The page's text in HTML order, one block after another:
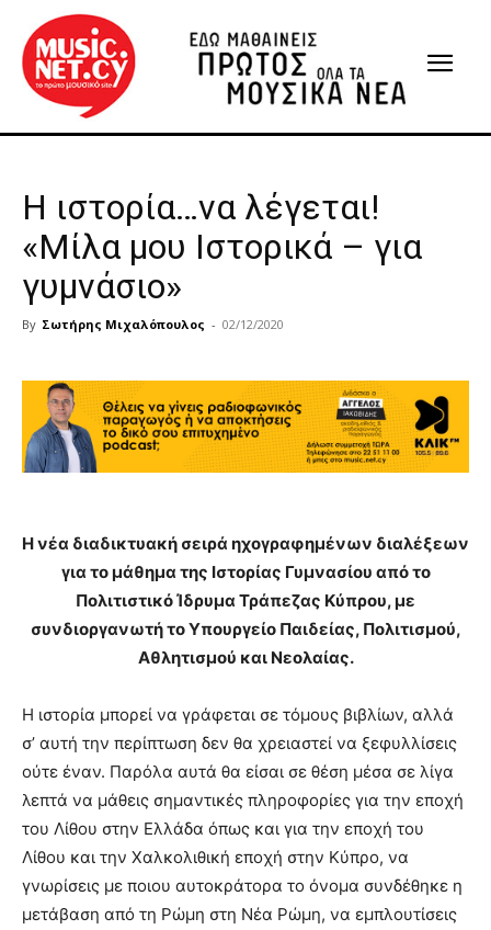
Η ιστορία…να λέγεται!
«Μίλα μου Ιστορικά – για
γυμνάσιο»
By Σωτήρης Μιχαλόπουλος - 02/12/2020
Η νέα διαδικτυακή σειρά ηχογραφημένων διαλέξεων
για το μάθημα της Ιστορίας Γυμνασίου από το
Πολιτιστικό Ίδρυμα Τράπεζας Κύπρου, με
συνδιοργανωτή το Υπουργείο Παιδείας, Πολιτισμού,
Αθλητισμού και Νεολαίας.
Η ιστορία μπορεί να γράφεται σε τόμους βιβλίων, αλλά
σ’ αυτή την περίπτωση δεν θα χρειαστεί να ξεφυλλίσεις
ούτε έναν. Παρόλα αυτά θα είσαι σε θέση μέσα σε λίγα
λεπτά να μάθεις σημαντικές πληροφορίες για την εποχή
του Λίθου στην Ελλάδα όπως και για την εποχή του
Λίθου και την Χαλκολιθική εποχή στην Κύπρο, να
γνωρίσεις με ποιου αυτοκράτορα το όνομα συνδέθηκε η
μετάβαση από τη Ρώμη στη Νέα Ρώμη, να εμπλουτίσεις